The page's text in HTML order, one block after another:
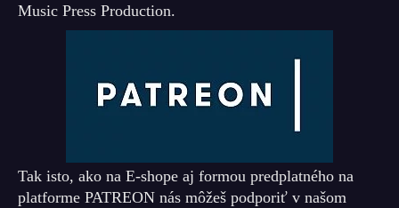
Music Press Production.
Tak isto, ako na E-shope aj formou predplatného na
platforme PATREON nás môžeš podporiť v našom